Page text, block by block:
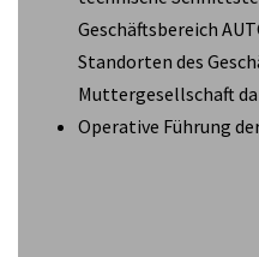
Geschäftsbereich
Standorten des
Muttergesellschaft
Operative Führung